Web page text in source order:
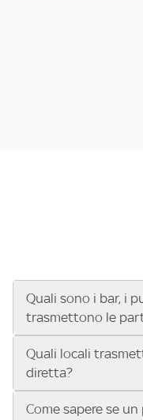
Quali sono i bar, i
trasmettono le
Se cerchi un bar, pub,
vedere le partite di
UEFA Champions
Conference League, il
Quali locali
diretta?
Vuoi sapere quali
Come sapere se